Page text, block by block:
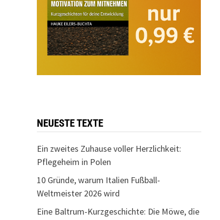
NEUESTE TEXTE
Ein zweites Zuhause voller Herzlichkeit:
Pflegeheim in Polen
10 Gründe, warum Italien Fußball-
Weltmeister 2026 wird
Eine Baltrum-Kurzgeschichte: Die Möwe, die